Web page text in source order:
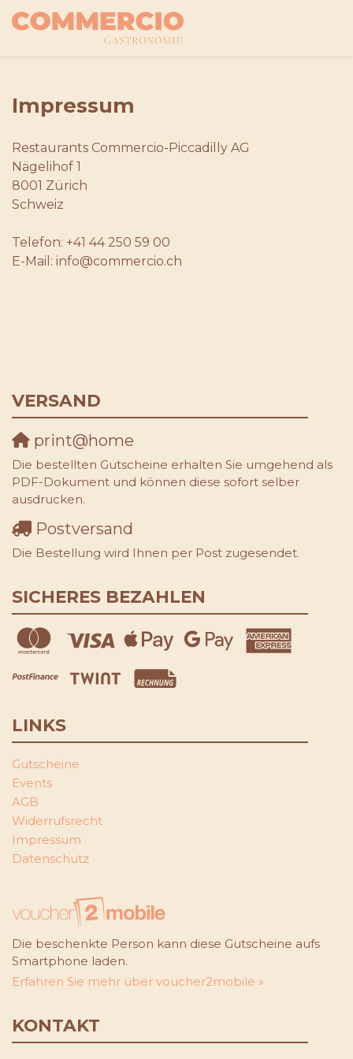
Impressum
Restaurants Commercio-Piccadilly AG
Nägelihof 1
8001 Zürich
Schweiz
Telefon: +41 44 250 59 00
E-Mail: info@commercio.ch
VERSAND
print@home
Die bestellten Gutscheine erhalten Sie umgehend als
PDF-Dokument und können diese sofort selber
ausdrucken.
Postversand
Die Bestellung wird Ihnen per Post zugesendet.
SICHERES BEZAHLEN
LINKS
Gutscheine
Events
AGB
Widerrufsrecht
Impressum
Datenschutz
Die beschenkte Person kann diese Gutscheine aufs
Smartphone laden.
Erfahren Sie mehr über voucher2mobile »
KONTAKT